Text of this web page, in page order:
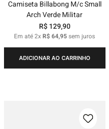
Camiseta Billabong M/c Small
Arch Verde Militar
R$ 129,90
Em até2xR$64,95sem juros
ADICIONAR AO CARRINHO